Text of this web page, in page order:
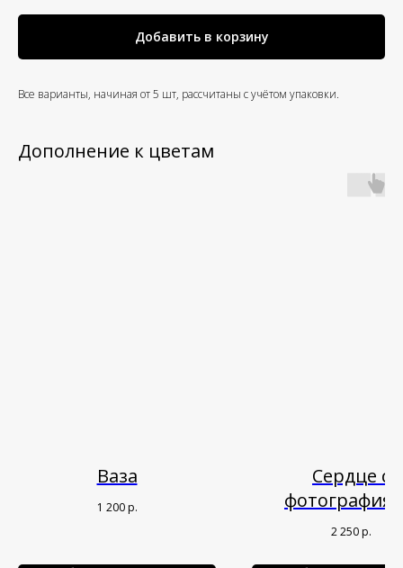
Добавить в корзину
Все варианты, начиная от 5 шт, рассчитаны с учётом упаковки.
Дополнение к цветам
Ваза
1 200 р.
Сердце с
2 250 р.